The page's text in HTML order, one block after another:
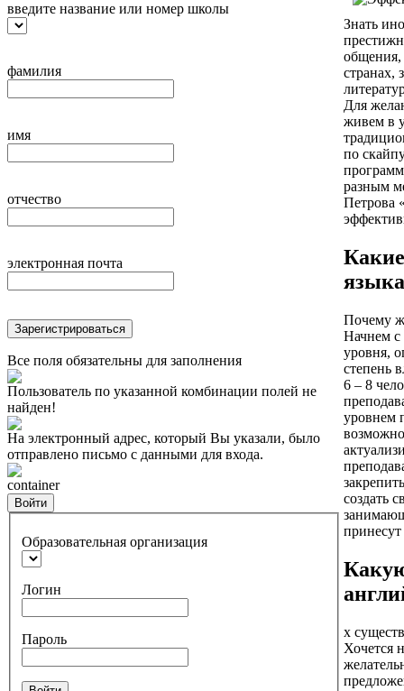
введите название или номер школы
фамилия
имя
отчество
электронная почта
Зарегистрироваться
Все поля обязательны для заполнения
Пользователь по указанной комбинации полей не
найден!
На электронный адрес, который Вы указали, было
отправлено письмо с данными для входа.
container
Войти
Образовательная организация
Логин
Пароль
Знать
общения,
странах,
Для
живем в
по
разным
Петрова
языка
Почему
Начнем с
уровня,
степень
6 – 8
уровнем
создать
х
Хочется